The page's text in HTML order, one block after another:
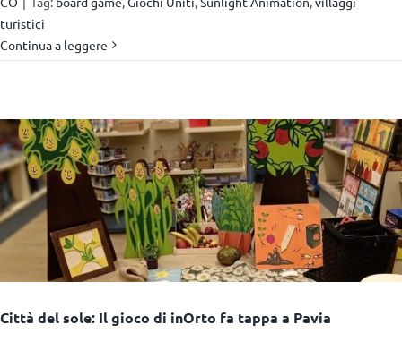
turistici
Continua a leggere
Città del sole: Il gioco di inOrto fa tappa a Pavia